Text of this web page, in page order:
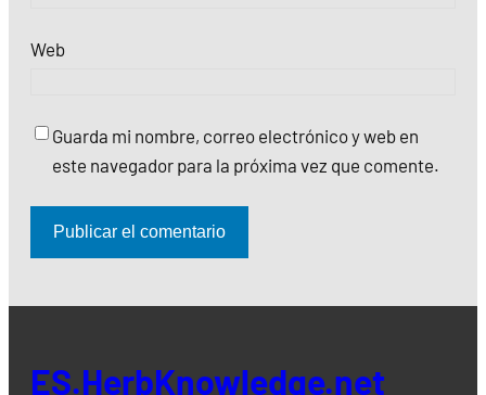
Web
Guarda mi nombre, correo electrónico y web en
este navegador para la próxima vez que comente.
ES.HerbKnowledge.net